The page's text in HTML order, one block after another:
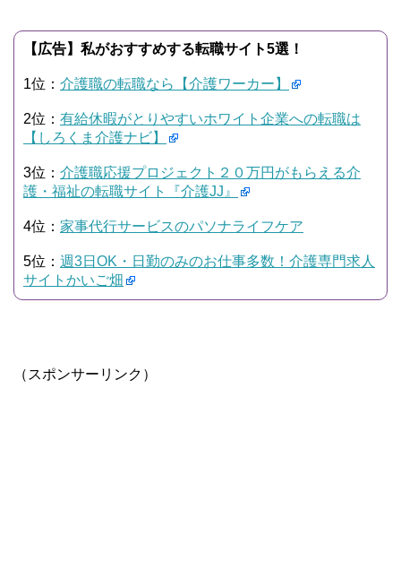
【広告】私がおすすめする転職サイト5選！
1位： 介護職の転職なら【介護ワーカー】
2位： 有給休暇がとりやすいホワイト企業への転職は
【しろくま介護ナビ】
3位： 介護職応援プロジェクト２０万円がもらえる介
護・福祉の転職サイト『介護JJ』
4位： 家事代行サービスのパソナライフケア
5位： 週3日OK・日勤のみのお仕事多数！介護専門求人
サイトかいご畑
（スポンサーリンク）